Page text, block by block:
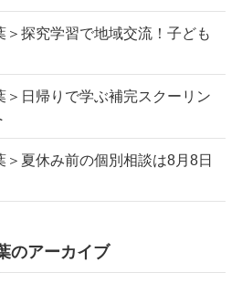
＞探究学習で地域交流！子ども
＞日帰りで学ぶ補完スクーリン
＞夏休み前の個別相談は8月8日
のアーカイブ